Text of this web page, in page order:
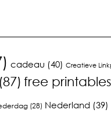
cadeau (40) Creatieve
(87) free printables
(28) Nederland(39)